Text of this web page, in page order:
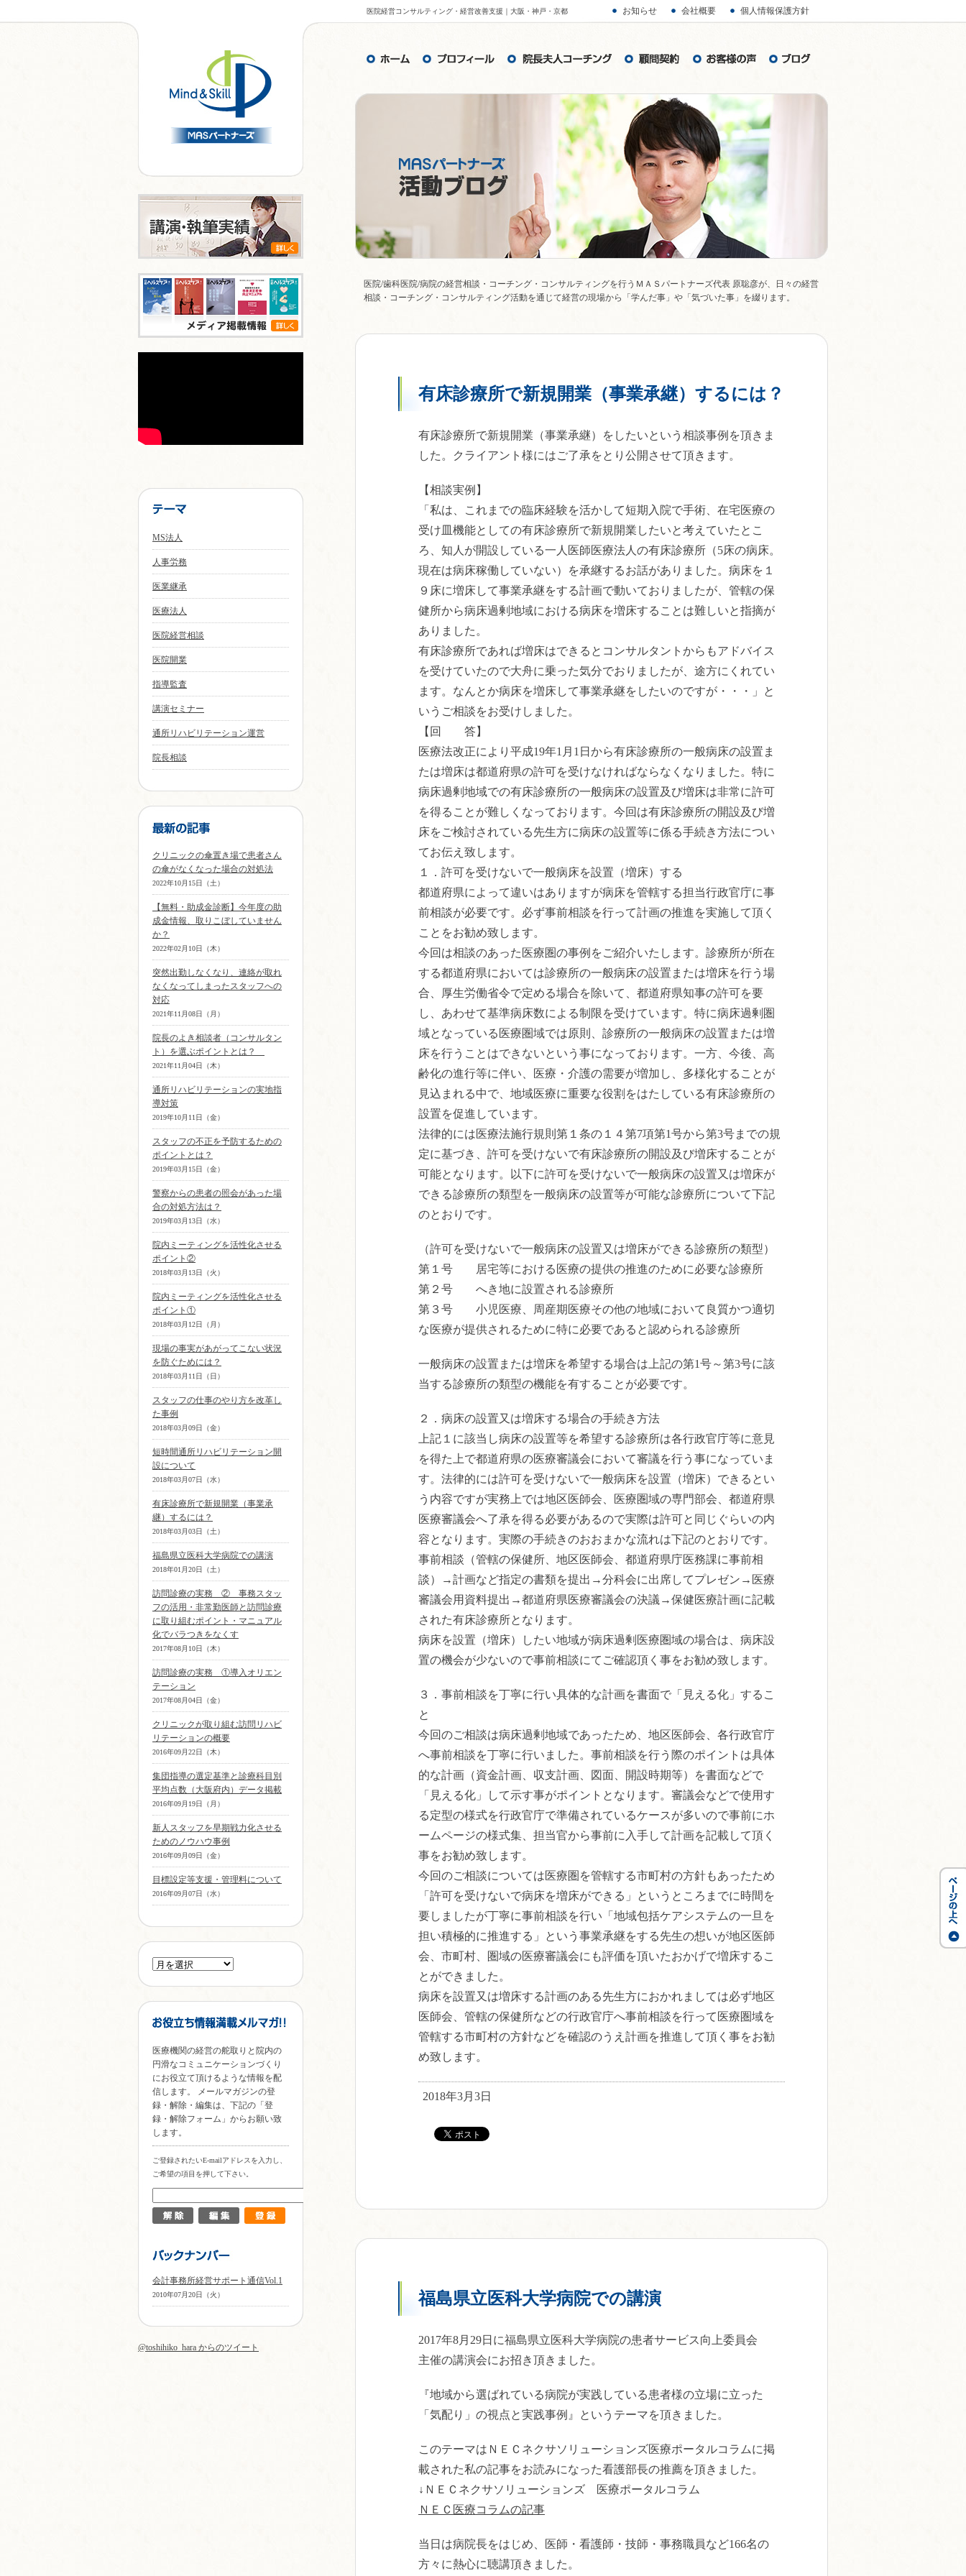
医院経営コンサルティング・経営改善支援｜大阪・神戸・京都 お知らせ 会社概要 個人情報保護方針
医院/歯科医院/病院の経営相談・コーチング・コンサルティングを行うＭＡＳパートナーズ代表 原聡彦が、日々の経営
相談・コーチング・コンサルティング活動を通じて経営の現場から「学んだ事」や「気づいた事」を綴ります。
有床診療所で新規開業（事業承継）するには？
有床診療所で新規開業（事業承継）をしたいという相談事例を頂きま
した。クライアント様にはご了承をとり公開させて頂きます。
【相談実例】
「私は、これまでの臨床経験を活かして短期入院で手術、在宅医療の
受け皿機能としての有床診療所で新規開業したいと考えていたとこ
ろ、知人が開設している一人医師医療法人の有床診療所（5床の病床。
現在は病床稼働していない）を承継するお話がありました。病床を１
９床に増床して事業承継をする計画で動いておりましたが、管轄の保
健所から病床過剰地域における病床を増床することは難しいと指摘が
ありました。
有床診療所であれば増床はできるとコンサルタントからもアドバイス
を受けていたので大舟に乗った気分でおりましたが、途方にくれてい
ます。なんとか病床を増床して事業承継をしたいのですが・・・」と
いうご相談をお受けしました。
【回 答】
医療法改正により平成19年1月1日から有床診療所の一般病床の設置ま
たは増床は都道府県の許可を受けなければならなくなりました。特に
病床過剰地域での有床診療所の一般病床の設置及び増床は非常に許可
を得ることが難しくなっております。今回は有床診療所の開設及び増
床をご検討されている先生方に病床の設置等に係る手続き方法につい
てお伝え致します。
１．許可を受けないで一般病床を設置（増床）する
都道府県によって違いはありますが病床を管轄する担当行政官庁に事
前相談が必要です。必ず事前相談を行って計画の推進を実施して頂く
ことをお勧め致します。
今回は相談のあった医療圏の事例をご紹介いたします。診療所が所在
する都道府県においては診療所の一般病床の設置または増床を行う場
合、厚生労働省令で定める場合を除いて、都道府県知事の許可を要
し、あわせて基準病床数による制限を受けています。特に病床過剰圏
域となっている医療圏域では原則、診療所の一般病床の設置または増
床を行うことはできないという事になっております。一方、今後、高
齢化の進行等に伴い、医療・介護の需要が増加し、多様化することが
見込まれる中で、地域医療に重要な役割をはたしている有床診療所の
設置を促進しています。
法律的には医療法施行規則第１条の１４第7項第1号から第3号までの規
定に基づき、許可を受けないで有床診療所の開設及び増床することが
可能となります。以下に許可を受けないで一般病床の設置又は増床が
できる診療所の類型を一般病床の設置等が可能な診療所について下記
のとおりです。
（許可を受けないで一般病床の設置又は増床ができる診療所の類型）
第１号 居宅等における医療の提供の推進のために必要な診療所
第２号 へき地に設置される診療所
第３号 小児医療、周産期医療その他の地域において良質かつ適切
な医療が提供されるために特に必要であると認められる診療所
一般病床の設置または増床を希望する場合は上記の第1号～第3号に該
当する診療所の類型の機能を有することが必要です。
２．病床の設置又は増床する場合の手続き方法
上記１に該当し病床の設置等を希望する診療所は各行政官庁等に意見
を得た上で都道府県の医療審議会において審議を行う事になっていま
す。法律的には許可を受けないで一般病床を設置（増床）できるとい
う内容ですが実務上では地区医師会、医療圏域の専門部会、都道府県
医療審議会へ了承を得る必要があるので実際は許可と同じぐらいの内
容となります。実際の手続きのおおまかな流れは下記のとおりです。
事前相談（管轄の保健所、地区医師会、都道府県庁医務課に事前相
談）→計画など指定の書類を提出→分科会に出席してプレゼン→医療
審議会用資料提出→都道府県医療審議会の決議→保健医療計画に記載
された有床診療所となります。
病床を設置（増床）したい地域が病床過剰医療圏域の場合は、病床設
置の機会が少ないので事前相談にてご確認頂く事をお勧め致します。
３．事前相談を丁寧に行い具体的な計画を書面で「見える化」するこ
と
今回のご相談は病床過剰地域であったため、地区医師会、各行政官庁
へ事前相談を丁寧に行いました。事前相談を行う際のポイントは具体
的な計画（資金計画、収支計画、図面、開設時期等）を書面などで
「見える化」して示す事がポイントとなります。審議会などで使用す
る定型の様式を行政官庁で準備されているケースが多いので事前にホ
ームページの様式集、担当官から事前に入手して計画を記載して頂く
事をお勧め致します。
今回のご相談については医療圏を管轄する市町村の方針もあったため
「許可を受けないで病床を増床ができる」というところまでに時間を
要しましたが丁寧に事前相談を行い「地域包括ケアシステムの一旦を
担い積極的に推進する」という事業承継をする先生の想いが地区医師
会、市町村、圏域の医療審議会にも評価を頂いたおかげで増床するこ
とができました。
病床を設置又は増床する計画のある先生方におかれましては必ず地区
医師会、管轄の保健所などの行政官庁へ事前相談を行って医療圏域を
管轄する市町村の方針などを確認のうえ計画を推進して頂く事をお勧
め致します。
2018年3月3日
福島県立医科大学病院での講演
2017年8月29日に福島県立医科大学病院の患者サービス向上委員会
主催の講演会にお招き頂きました。
『地域から選ばれている病院が実践している患者様の立場に立った
「気配り」の視点と実践事例』というテーマを頂きました。
このテーマはＮＥＣネクサソリューションズ医療ポータルコラムに掲
載された私の記事をお読みになった看護部長の推薦を頂きました。
↓ＮＥＣネクサソリューションズ 医療ポータルコラム
ＮＥＣ医療コラムの記事
当日は病院長をはじめ、医師・看護師・技師・事務職員など166名の
方々に熱心に聴講頂きました。
MS法人
人事労務
医業継承
医療法人
医院経営相談
医院開業
指導監査
講演セミナー
通所リハビリテーション運営
院長相談
クリニックの傘置き場で患者さん
の傘がなくなった場合の対処法
2022年10月15日（土）
【無料・助成金診断】今年度の助
成金情報、取りこぼしていません
か？
2022年02月10日（木）
突然出勤しなくなり、連絡が取れ
なくなってしまったスタッフへの
対応
2021年11月08日（月）
院長のよき相談者（コンサルタン
ト）を選ぶポイントとは？
2021年11月04日（木）
通所リハビリテーションの実地指
導対策
2019年10月11日（金）
スタッフの不正を予防するための
ポイントとは？
2019年03月15日（金）
警察からの患者の照会があった場
合の対処方法は？
2019年03月13日（水）
院内ミーティングを活性化させる
ポイント②
2018年03月13日（火）
院内ミーティングを活性化させる
ポイント①
2018年03月12日（月）
現場の事実があがってこない状況
を防ぐためには？
2018年03月11日（日）
スタッフの仕事のやり方を改革し
た事例
2018年03月09日（金）
短時間通所リハビリテーション開
設について
2018年03月07日（水）
有床診療所で新規開業（事業承
継）するには？
2018年03月03日（土）
福島県立医科大学病院での講演
2018年01月20日（土）
訪問診療の実務 ② 事務スタッ
フの活用・非常勤医師と訪問診療
に取り組むポイント・マニュアル
化でバラつきをなくす
2017年08月10日（木）
訪問診療の実務 ①導入オリエン
テーション
2017年08月04日（金）
クリニックが取り組む訪問リハビ
リテーションの概要
2016年09月22日（木）
集団指導の選定基準と診療科目別
平均点数（大阪府内）データ掲載
2016年09月19日（月）
新人スタッフを早期戦力化させる
ためのノウハウ事例
2016年09月09日（金）
目標設定等支援・管理料について
2016年09月07日（水）
医療機関の経営の舵取りと院内の
円滑なコミュニケーションづくり
にお役立て頂けるような情報を配
信します。 メールマガジンの登
録・解除・編集は、下記の「登
録・解除フォーム」からお願い致
します。
ご登録されたいE-mailアドレスを入力し、
ご希望の項目を押して下さい。
会計事務所経営サポート通信Vol.1
2010年07月20日（火）
@toshihiko_hara からのツイート